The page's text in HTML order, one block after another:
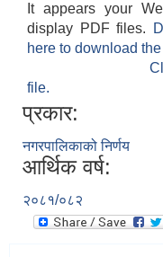
It appears your
display PDF files.
here to download
file.
प्रकार:
नगरपालिकाको निर्णय
आर्थिक वर्ष:
२०८१/०८२